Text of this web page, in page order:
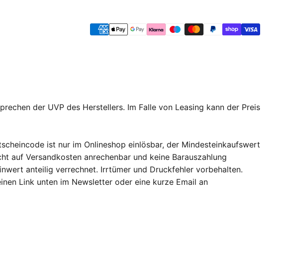
der UVP des Herstellers. Im Falle von Leasing kann der Preis
ist nur im Onlineshop einlösbar, der Mindesteinkaufswert
auf Versandkosten anrechenbar und keine Barauszahlung
anteilig verrechnet. Irrtümer und Druckfehler vorbehalten.
Link unten im Newsletter oder eine kurze Email an